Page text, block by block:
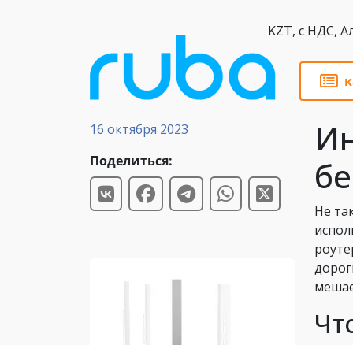
Новости
16 октября 2023
Поделиться:
Не